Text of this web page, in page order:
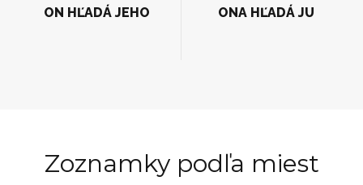
ON HĽADÁ JEHO ONA HĽADÁ JU
Zoznamky podľa miest